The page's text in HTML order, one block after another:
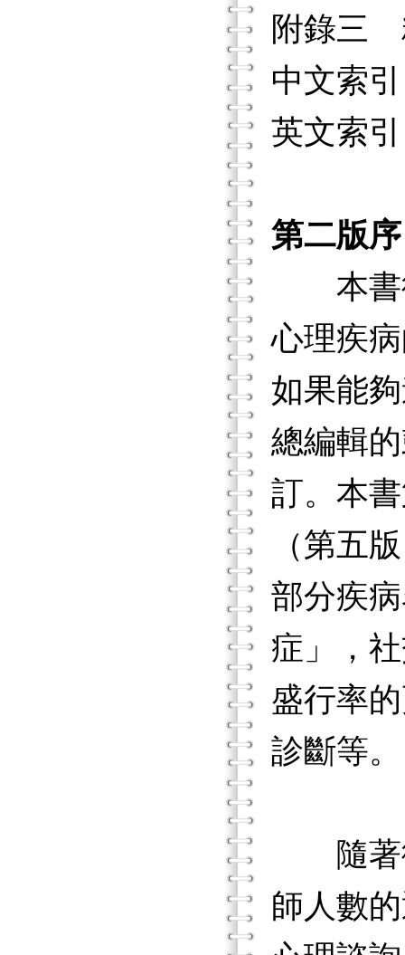
附錄三
中文索引
英文索引
第二版序
本書從
心理疾
如果能
總編輯
訂。本
（第五
部分疾
症」，
盛行率
診斷等。
隨著衛
師人數